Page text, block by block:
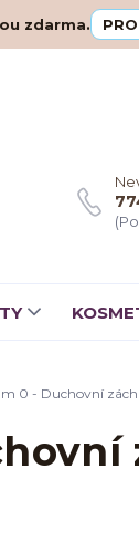
zdarma.
0 - Duchovní